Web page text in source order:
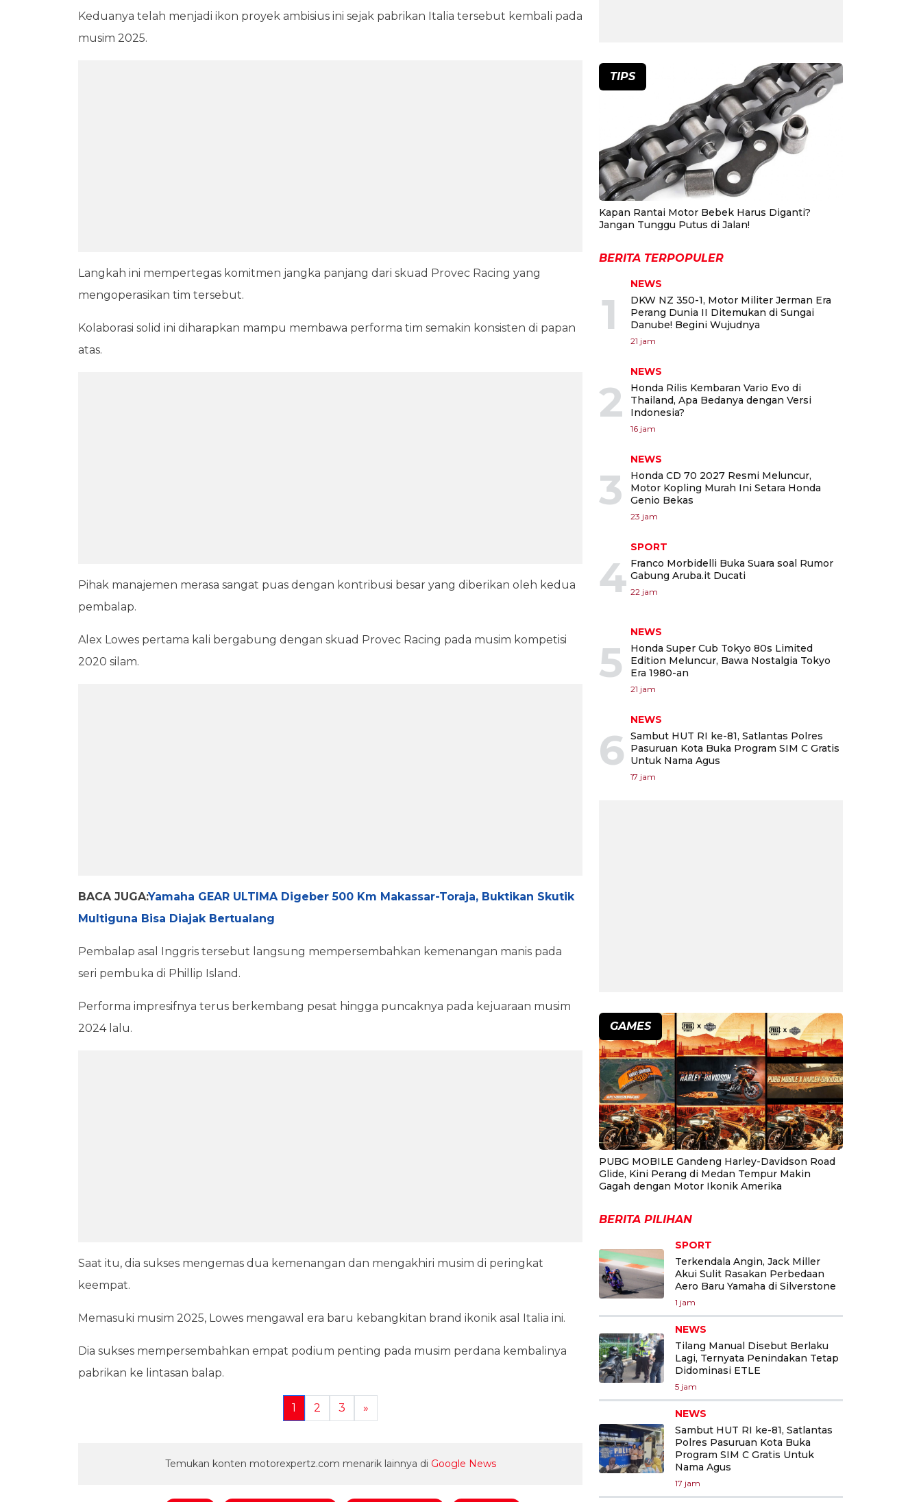
Keduanya telah menjadi ikon proyek ambisius ini sejak pabrikan Italia tersebut kembali pada
musim 2025.
Langkah ini mempertegas komitmen jangka panjang dari skuad Provec Racing yang
mengoperasikan tim tersebut.
Kolaborasi solid ini diharapkan mampu membawa performa tim semakin konsisten di papan
atas.
Pihak manajemen merasa sangat puas dengan kontribusi besar yang diberikan oleh kedua
pembalap.
Alex Lowes pertama kali bergabung dengan skuad Provec Racing pada musim kompetisi
2020 silam.
BACA JUGA:Yamaha GEAR ULTIMA Digeber 500 Km Makassar-Toraja, Buktikan Skutik
Multiguna Bisa Diajak Bertualang
Pembalap asal Inggris tersebut langsung mempersembahkan kemenangan manis pada
seri pembuka di Phillip Island.
Performa impresifnya terus berkembang pesat hingga puncaknya pada kejuaraan musim
2024 lalu.
Saat itu, dia sukses mengemas dua kemenangan dan mengakhiri musim di peringkat
keempat.
Memasuki musim 2025, Lowes mengawal era baru kebangkitan brand ikonik asal Italia ini.
Dia sukses mempersembahkan empat podium penting pada musim perdana kembalinya
pabrikan ke lintasan balap.
1 2 3 »
Temukan konten motorexpertz.com menarik lainnya di Google News
TIPS
Kapan Rantai Motor Bebek Harus Diganti?
Jangan Tunggu Putus di Jalan!
BERITA TERPOPULER
1
NEWS
DKW NZ 350-1, Motor Militer Jerman Era
Perang Dunia II Ditemukan di Sungai
Danube! Begini Wujudnya
21 jam
2
NEWS
Honda Rilis Kembaran Vario Evo di
Thailand, Apa Bedanya dengan Versi
Indonesia?
16 jam
3
NEWS
Honda CD 70 2027 Resmi Meluncur,
Motor Kopling Murah Ini Setara Honda
Genio Bekas
23 jam
4
SPORT
Franco Morbidelli Buka Suara soal Rumor
Gabung Aruba.it Ducati
22 jam
5
NEWS
Honda Super Cub Tokyo 80s Limited
Edition Meluncur, Bawa Nostalgia Tokyo
Era 1980-an
21 jam
6
NEWS
Sambut HUT RI ke-81, Satlantas Polres
Pasuruan Kota Buka Program SIM C Gratis
Untuk Nama Agus
17 jam
GAMES
PUBG MOBILE Gandeng Harley-Davidson Road
Glide, Kini Perang di Medan Tempur Makin
Gagah dengan Motor Ikonik Amerika
BERITA PILIHAN
SPORT
Terkendala Angin, Jack Miller
Akui Sulit Rasakan Perbedaan
Aero Baru Yamaha di Silverstone
1 jam
NEWS
Tilang Manual Disebut Berlaku
Lagi, Ternyata Penindakan Tetap
Didominasi ETLE
5 jam
NEWS
Sambut HUT RI ke-81, Satlantas
Polres Pasuruan Kota Buka
Program SIM C Gratis Untuk
Nama Agus
17 jam